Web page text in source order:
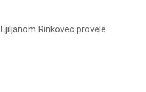
Rinkovec provele